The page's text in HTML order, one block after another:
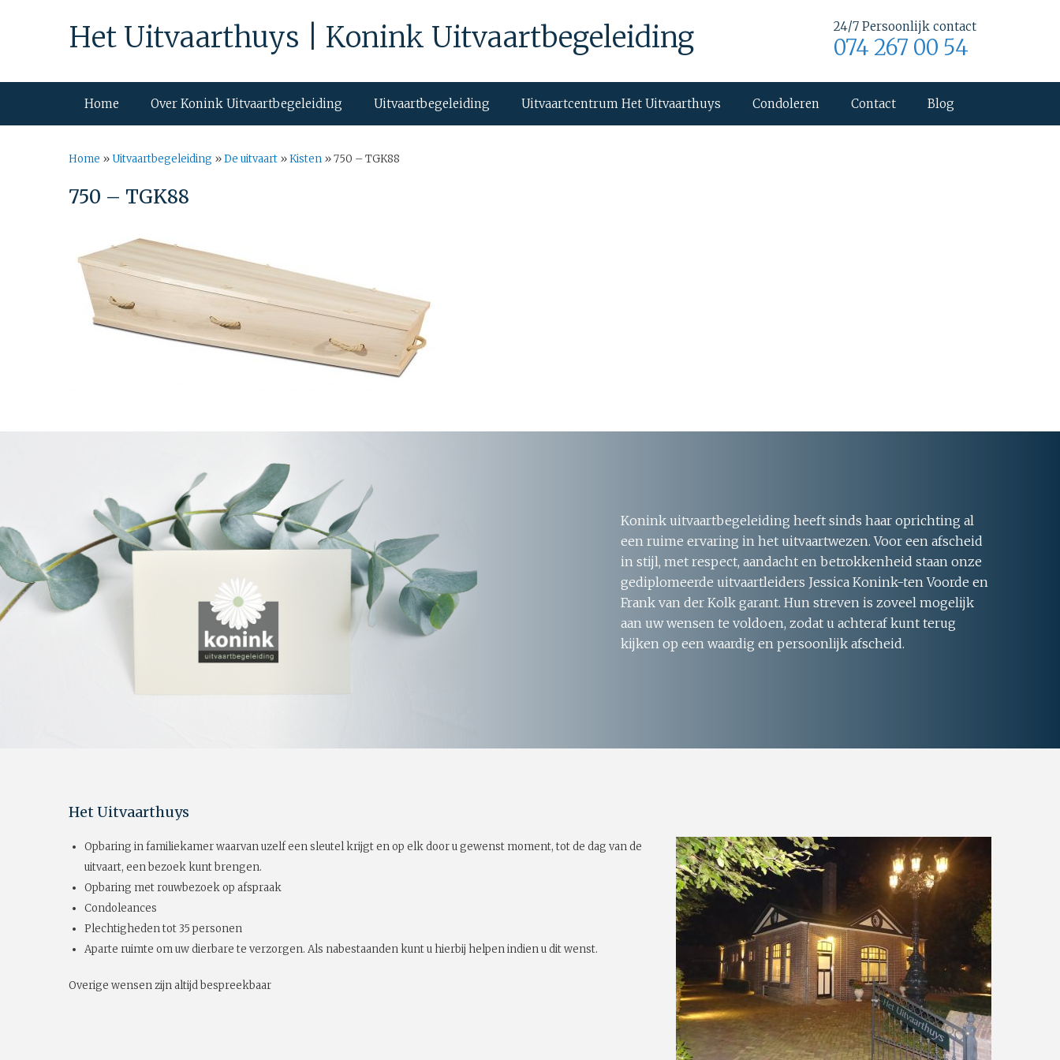
Het Uitvaarthuys | Konink Uitvaartbegeleiding 24/7 Persoonlijk contact
074 267 00 54
Home Over Konink Uitvaartbegeleiding Uitvaartbegeleiding Uitvaartcentrum Het Uitvaarthuys Condoleren Contact Blog
Home »Uitvaartbegeleiding »De uitvaart »Kisten »750 – TGK88
750 – TGK88
Konink uitvaartbegeleiding heeft sinds haar oprichting al
een ruime ervaring in het uitvaartwezen. Voor een afscheid
in stijl, met respect, aandacht en betrokkenheid staan onze
gediplomeerde uitvaartleiders Jessica Konink-ten Voorde en
Frank van der Kolk garant. Hun streven is zoveel mogelijk
aan uw wensen te voldoen, zodat u achteraf kunt terug
kijken op een waardig en persoonlijk afscheid.
Het Uitvaarthuys
Opbaring in familiekamer waarvan uzelf een sleutel krijgt en op elk door u gewenst moment, tot de dag van de
uitvaart, een bezoek kunt brengen.
Opbaring met rouwbezoek op afspraak
Condoleances
Plechtigheden tot 35 personen
Aparte ruimte om uw dierbare te verzorgen. Als nabestaanden kunt u hierbij helpen indien u dit wenst.
Overige wensen zijn altijd bespreekbaar